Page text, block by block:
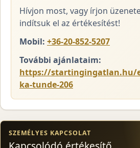
Hívjon most, vagy írjon
indítsuk el az értékesítést!
Mobil: +36-20-852-5207
További ajánlataim:
https://startingingatlan.hu/
ka-tunde-206
SZEMÉLYES KAPCSOLAT